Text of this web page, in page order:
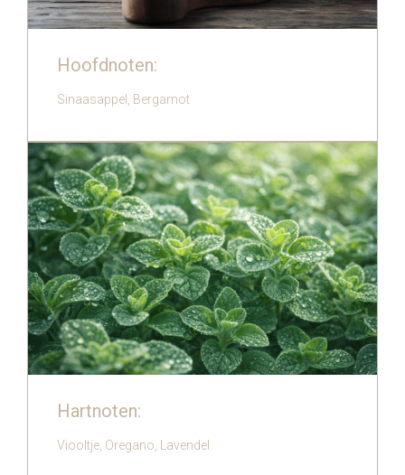
Hoofdnoten:
Sinaasappel, Bergamot
‍Hartnoten:
Viooltje, Oregano, Lavendel